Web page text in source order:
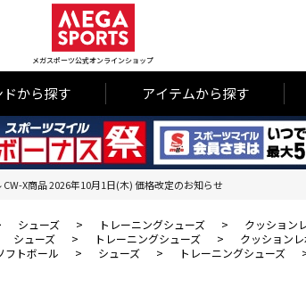
メガスポーツ公式オンラインショップ
ドから探す アイテムから探す
CW-X商品 2026年10月1日(木) 価格改定のお知らせ
シューズ > トレーニングシューズ >
クッション
シューズ > トレーニングシューズ >
クッション
フトボール > シューズ > トレーニングシューズ